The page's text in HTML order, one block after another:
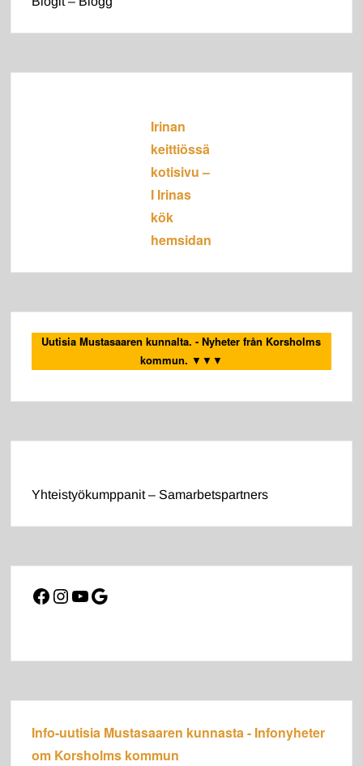
Irinan
keittiössä
kotisivu –
I Irinas
kök
hemsidan
Uutisia Mustasaaren kunnalta. - Nyheter från Korsholms
kommun. ▼▼▼
Yhteistyökumppanit – Samarbetspartners
Facebook
Instagram
YouTube
Google
Info-uutisia Mustasaaren kunnasta - Infonyheter
om Korsholms kommun